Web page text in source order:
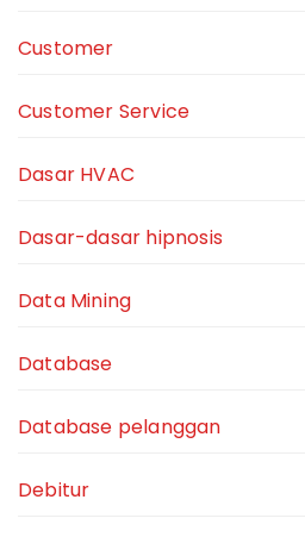
Customer
Customer Service
Dasar HVAC
Dasar-dasar hipnosis
Data Mining
Database
Database pelanggan
Debitur